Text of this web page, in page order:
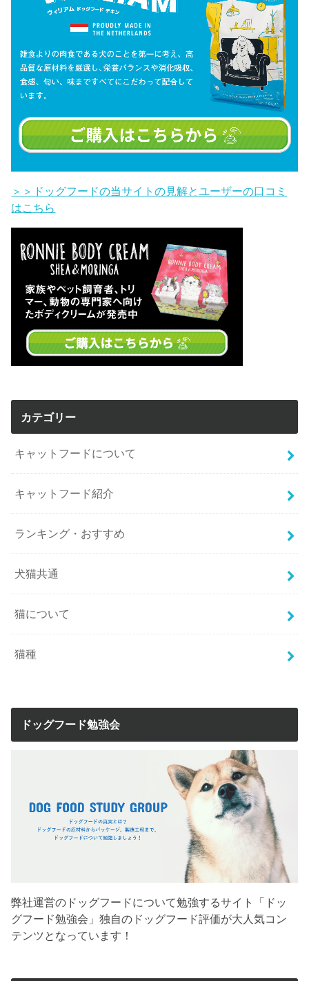
＞＞ドッグフードの当サイトの見解とユーザーの口コミ
はこちら
カテゴリー
キャットフードについて
キャットフード紹介
ランキング・おすすめ
犬猫共通
猫について
猫種
ドッグフード勉強会
弊社運営のドッグフードについて勉強するサイト「ドッ
グフード勉強会」独自のドッグフード評価が大人気コン
テンツとなっています！